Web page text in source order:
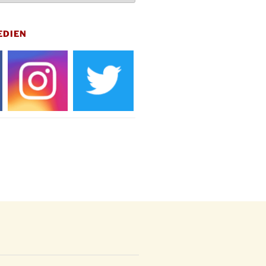
im Ev. Gemeindehaus von 14-
des Honterus Chors im
um 19:00 Uhr
im Ev. Gemeindehaus von